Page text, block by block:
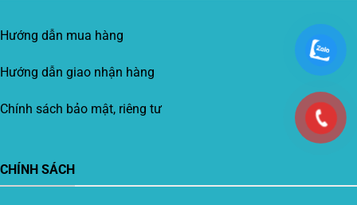
Hướng dẫn mua hàng
Hướng dẫn giao nhận hàng
Chính sách bảo mật, riêng tư
CHÍNH SÁCH